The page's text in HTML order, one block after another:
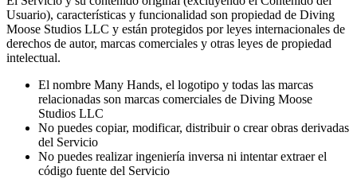
Usuario), características y funcionalidad son propiedad de Diving
Moose Studios LLC y están protegidos por leyes internacionales de
derechos de autor, marcas comerciales y otras leyes de propiedad
intelectual.
El nombre Many Hands, el logotipo y todas las marcas
relacionadas son marcas comerciales de Diving Moose
Studios LLC
No puedes copiar, modificar, distribuir o crear obras derivadas
del Servicio
No puedes realizar ingeniería inversa ni intentar extraer el
código fuente del Servicio